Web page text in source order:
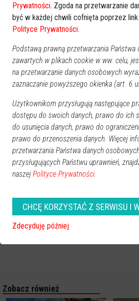
Więcej o :spotkanie integracyjne
zajęcia sportowe,Ośrodek Pomocy
Zobacz również
Prywatności. Zgoda na przetwarzanie
być w każdej chwili cofnięta poprzez
Polityce Prywatności.
Podstawą prawną przetwarzania
zawartych w plikach cookie w ww. celu,
na przetwarzanie danych osobowych
zaznaczanie powyższego okienka (art. 6
Użytkownikom przysługują następujące
dostępu do swoich danych, prawo do ich
do usunięcia danych, prawo do
prawo do przenoszenia danych. Więcej
przetwarzania Państwa danych
przysługujących Państwu uprawnień,
naszej Polityce Prywatności.
CHCĘ KORZYSTAĆ Z SERWISU I
Zdecyduję później